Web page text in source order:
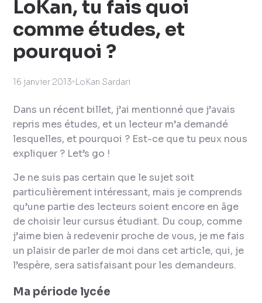
LoKan, tu fais quoi
comme études, et
pourquoi ?
16 janvier 2013 LoKan Sardari
Dans un récent billet, j’ai mentionné que j’avais
repris mes études, et un lecteur m’a demandé
lesquelles, et pourquoi ? Est-ce que tu peux nous
expliquer ? Let’s go !
Je ne suis pas certain que le sujet soit
particulièrement intéressant, mais je comprends
qu’une partie des lecteurs soient encore en âge
de choisir leur cursus étudiant. Du coup, comme
j’aime bien à redevenir proche de vous, je me fais
un plaisir de parler de moi dans cet article, qui, je
l’espère, sera satisfaisant pour les demandeurs.
Ma période lycée